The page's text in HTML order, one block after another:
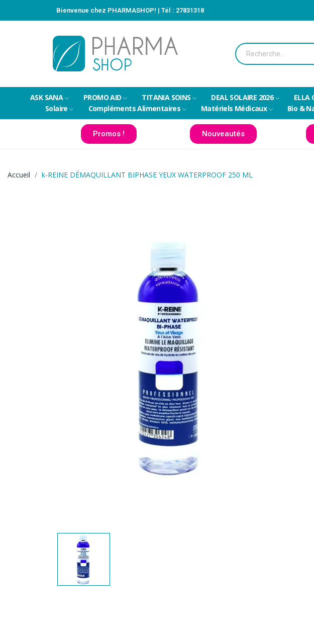
Bienvenue chez PHARMASHOP! | Tél : 27831318
ASK SANA PROMO AID TITANIA SOINS DEAL SOLAIRE 2026 ELLA
Solaire
Compléments Alimentaires Matériels Médicaux Bio &
Promos ! Nouveautés
Accueil k-REINE DÉMAQUILLANT BIPHASE YEUX WATERPROOF 250 ML